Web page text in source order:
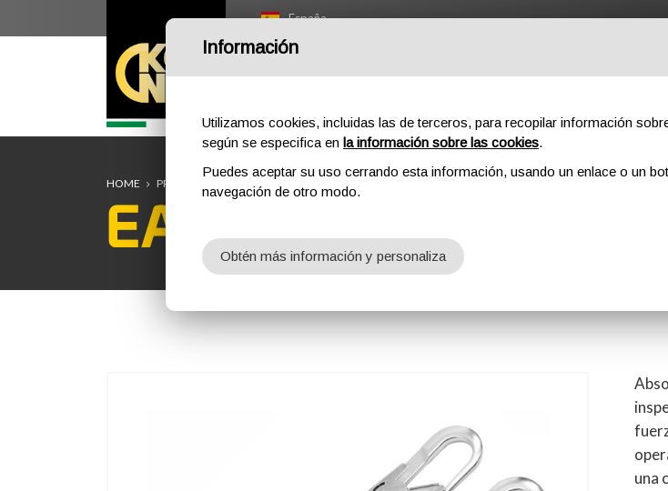
España
HOME OUTDOOR PROFESSIONAL COMPONENTES
HOME PROFESSIONAL ABSORBEDORES DE ENERGÍA
EAW Y SET QUEEDY
una
Información
Utilizamos cookies, incluidas las de terceros, para recopilar información
según se especifica en la información sobre las cookies.
Puedes aceptar su uso cerrando esta información, usando un enlace o un
navegación de otro modo.
Obtén más información y personaliza